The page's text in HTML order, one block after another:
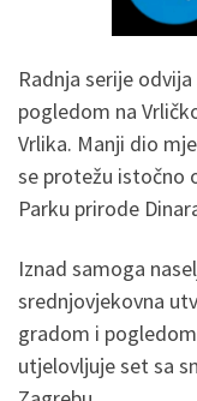
Radnja serije
pogledom na
Vrlika. Manji dio
se protežu istočno
Parku prirode
Iznad samoga
srednjovjekovna
gradom i
utjelovljuje set sa